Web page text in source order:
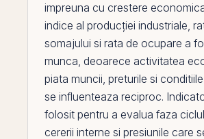
impreuna cu crestere
indice al producției industriale,
somajului si rata de ocupare a
munca, deoarece activitatea
piata muncii, preturile si
se influenteaza reciproc.
folosit pentru a evalua faza
cererii interne si presiunile care